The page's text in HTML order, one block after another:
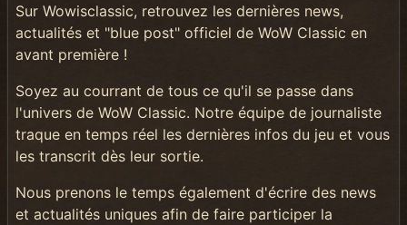
Sur Wowisclassic, retrouvez les dernières news,
actualités et "blue post" officiel de WoW Classic en
avant première !
Soyez au courrant de tous ce qu'il se passe dans
l'univers de WoW Classic. Notre équipe de journaliste
traque en temps réel les dernières infos du jeu et vous
les transcrit dès leur sortie.
Nous prenons le temps également d'écrire des news
et actualités uniques afin de faire participer la